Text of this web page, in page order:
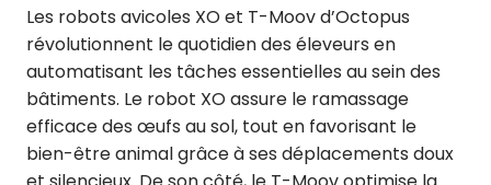
Les robots avicoles XO et T-Moov d’Octopus
révolutionnent le quotidien des éleveurs en
automatisant les tâches essentielles au sein des
bâtiments. Le robot XO assure le ramassage
efficace des œufs au sol, tout en favorisant le
bien-être animal grâce à ses déplacements doux